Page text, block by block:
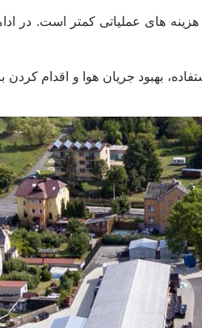
بهبود جریان هوا و اقدام